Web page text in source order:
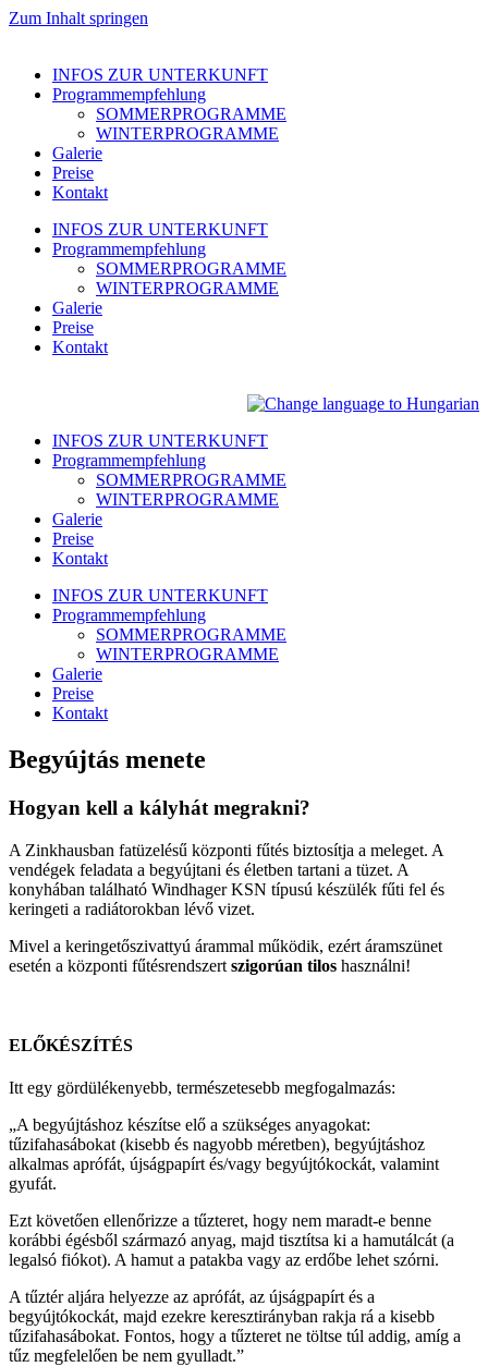
Zum Inhalt springen
INFOS ZUR UNTERKUNFT
Programmempfehlung
SOMMERPROGRAMME
WINTERPROGRAMME
Galerie
Preise
Kontakt
INFOS ZUR UNTERKUNFT
Programmempfehlung
SOMMERPROGRAMME
WINTERPROGRAMME
Galerie
Preise
Kontakt
INFOS ZUR UNTERKUNFT
Programmempfehlung
SOMMERPROGRAMME
WINTERPROGRAMME
Galerie
Preise
Kontakt
INFOS ZUR UNTERKUNFT
Programmempfehlung
SOMMERPROGRAMME
WINTERPROGRAMME
Galerie
Preise
Kontakt
Begyújtás menete
Hogyan kell a kályhát megrakni?
A Zinkhausban fatüzelésű központi fűtés biztosítja a meleget. A
vendégek feladata a begyújtani és életben tartani a tüzet. A
konyhában található Windhager KSN típusú készülék fűti fel és
keringeti a radiátorokban lévő vizet.
Mivel a keringetőszivattyú árammal működik, ezért áramszünet
esetén a központi fűtésrendszert szigorúan tilos használni!
ELŐKÉSZÍTÉS
Itt egy gördülékenyebb, természetesebb megfogalmazás:
„A begyújtáshoz készítse elő a szükséges anyagokat:
tűzifahasábokat (kisebb és nagyobb méretben), begyújtáshoz
alkalmas aprófát, újságpapírt és/vagy begyújtókockát, valamint
gyufát.
Ezt követően ellenőrizze a tűzteret, hogy nem maradt-e benne
korábbi égésből származó anyag, majd tisztítsa ki a hamutálcát (a
legalsó fiókot). A hamut a patakba vagy az erdőbe lehet szórni.
A tűztér aljára helyezze az aprófát, az újságpapírt és a
begyújtókockát, majd ezekre keresztirányban rakja rá a kisebb
tűzifahasábokat. Fontos, hogy a tűzteret ne töltse túl addig, amíg a
tűz megfelelően be nem gyulladt.”